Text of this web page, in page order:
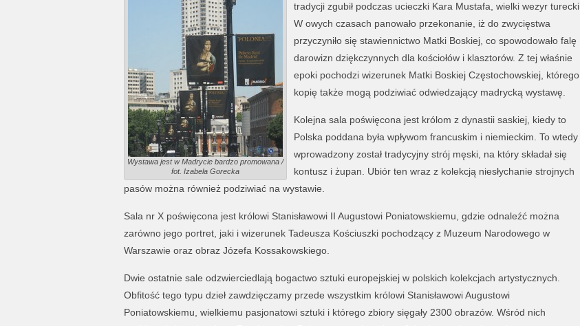
Wystawa jest w Madrycie bardzo promowana /
fot. Izabela Gorecka
tradycji zgubił podczas ucieczki Kara Mustafa, wielki wezyr turecki.
W owych czasach panowało przekonanie, iż do zwycięstwa
przyczyniło się stawiennictwo Matki Boskiej, co spowodowało falę
darowizn dziękczynnych dla kościołów i klasztorów. Z tej właśnie
epoki pochodzi wizerunek Matki Boskiej Częstochowskiej, którego
kopię także mogą podziwiać odwiedzający madrycką wystawę.
Kolejna sala poświęcona jest królom z dynastii saskiej, kiedy to
Polska poddana była wpływom francuskim i niemieckim. To wtedy
wprowadzony został tradycyjny strój męski, na który składał się
kontusz i żupan. Ubiór ten wraz z kolekcją niesłychanie strojnych
pasów można również podziwiać na wystawie.
Sala nr X poświęcona jest królowi Stanisławowi II Augustowi Poniatowskiemu, gdzie odnaleźć można
zarówno jego portret, jaki i wizerunek Tadeusza Kościuszki pochodzący z Muzeum Narodowego w
Warszawie oraz obraz Józefa Kossakowskiego.
Dwie ostatnie sale odzwierciedlają bogactwo sztuki europejskiej w polskich kolekcjach artystycznych.
Obfitość tego typu dzieł zawdzięczamy przede wszystkim królowi Stanisławowi Augustowi
Poniatowskiemu, wielkiemu pasjonatowi sztuki i którego zbiory sięgały 2300 obrazów. Wśród nich